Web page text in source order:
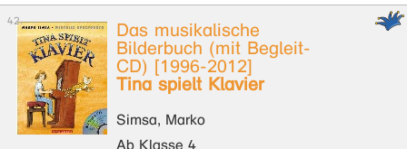
Das musikalische
Bilderbuch (mit Begleit-
CD) [1996-2012]
Tina spielt Klavier
Simsa, Marko
Ab Klasse 4